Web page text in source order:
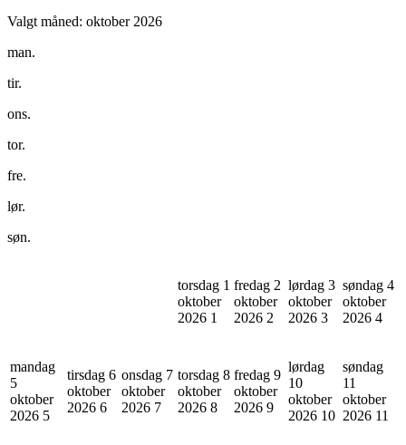
Valgt måned: oktober 2026
man.
tir.
ons.
tor.
fre.
lør.
søn.
torsdag 1
oktober
2026 1
fredag 2
oktober
2026 2
lørdag 3
oktober
2026 3
søndag 4
oktober
2026 4
mandag
5
oktober
2026 5
tirsdag 6
oktober
2026 6
onsdag 7
oktober
2026 7
torsdag 8
oktober
2026 8
fredag 9
oktober
2026 9
lørdag
10
oktober
2026 10
søndag
11
oktober
2026 11